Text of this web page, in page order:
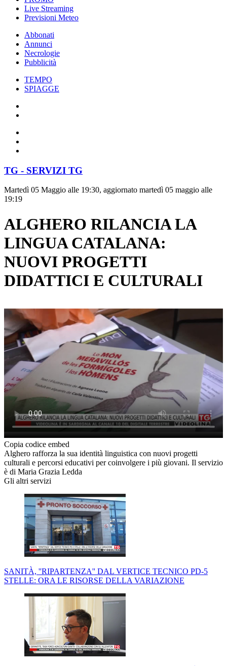
Live Streaming
Previsioni Meteo
Abbonati
Annunci
Necrologie
Pubblicità
TEMPO
SPIAGGE
TG - SERVIZI TG
Martedì 05 Maggio alle 19:30, aggiornato martedì 05 maggio alle
19:19
ALGHERO RILANCIA LA
LINGUA CATALANA:
NUOVI PROGETTI
DIDATTICI E CULTURALI
Copia codice embed
Alghero rafforza la sua identità linguistica con nuovi progetti
culturali e percorsi educativi per coinvolgere i più giovani. Il servizio
è di Maria Grazia Ledda
Gli altri servizi
SANITÀ, ''RIPARTENZA'' DAL VERTICE TECNICO PD-5
STELLE: ORA LE RISORSE DELLA VARIAZIONE